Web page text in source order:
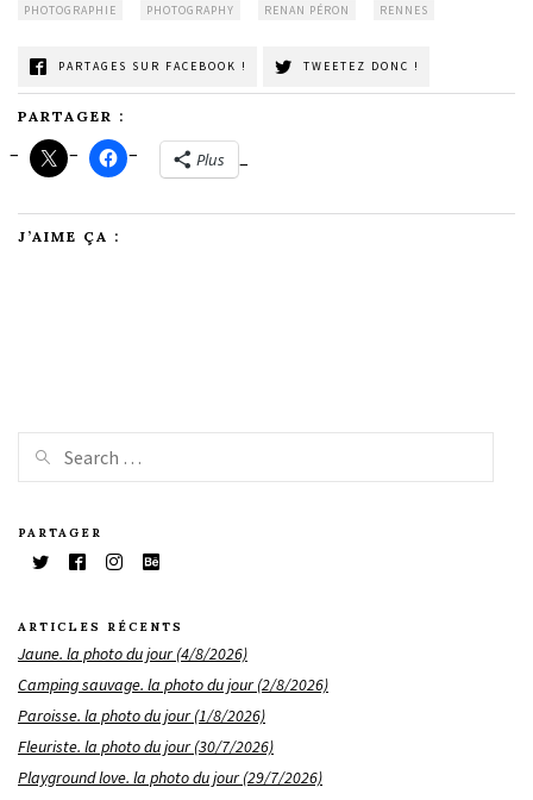
PHOTOGRAPHIE PHOTOGRAPHY RENAN PÉRON RENNES
PARTAGES SUR FACEBOOK ! TWEETEZ DONC !
PARTAGER :
Plus
J’AIME ÇA :
PARTAGER
ARTICLES RÉCENTS
Jaune. la photo du jour (4/8/2026)
Camping sauvage. la photo du jour (2/8/2026)
Paroisse. la photo du jour (1/8/2026)
Fleuriste. la photo du jour (30/7/2026)
Playground love. la photo du jour (29/7/2026)